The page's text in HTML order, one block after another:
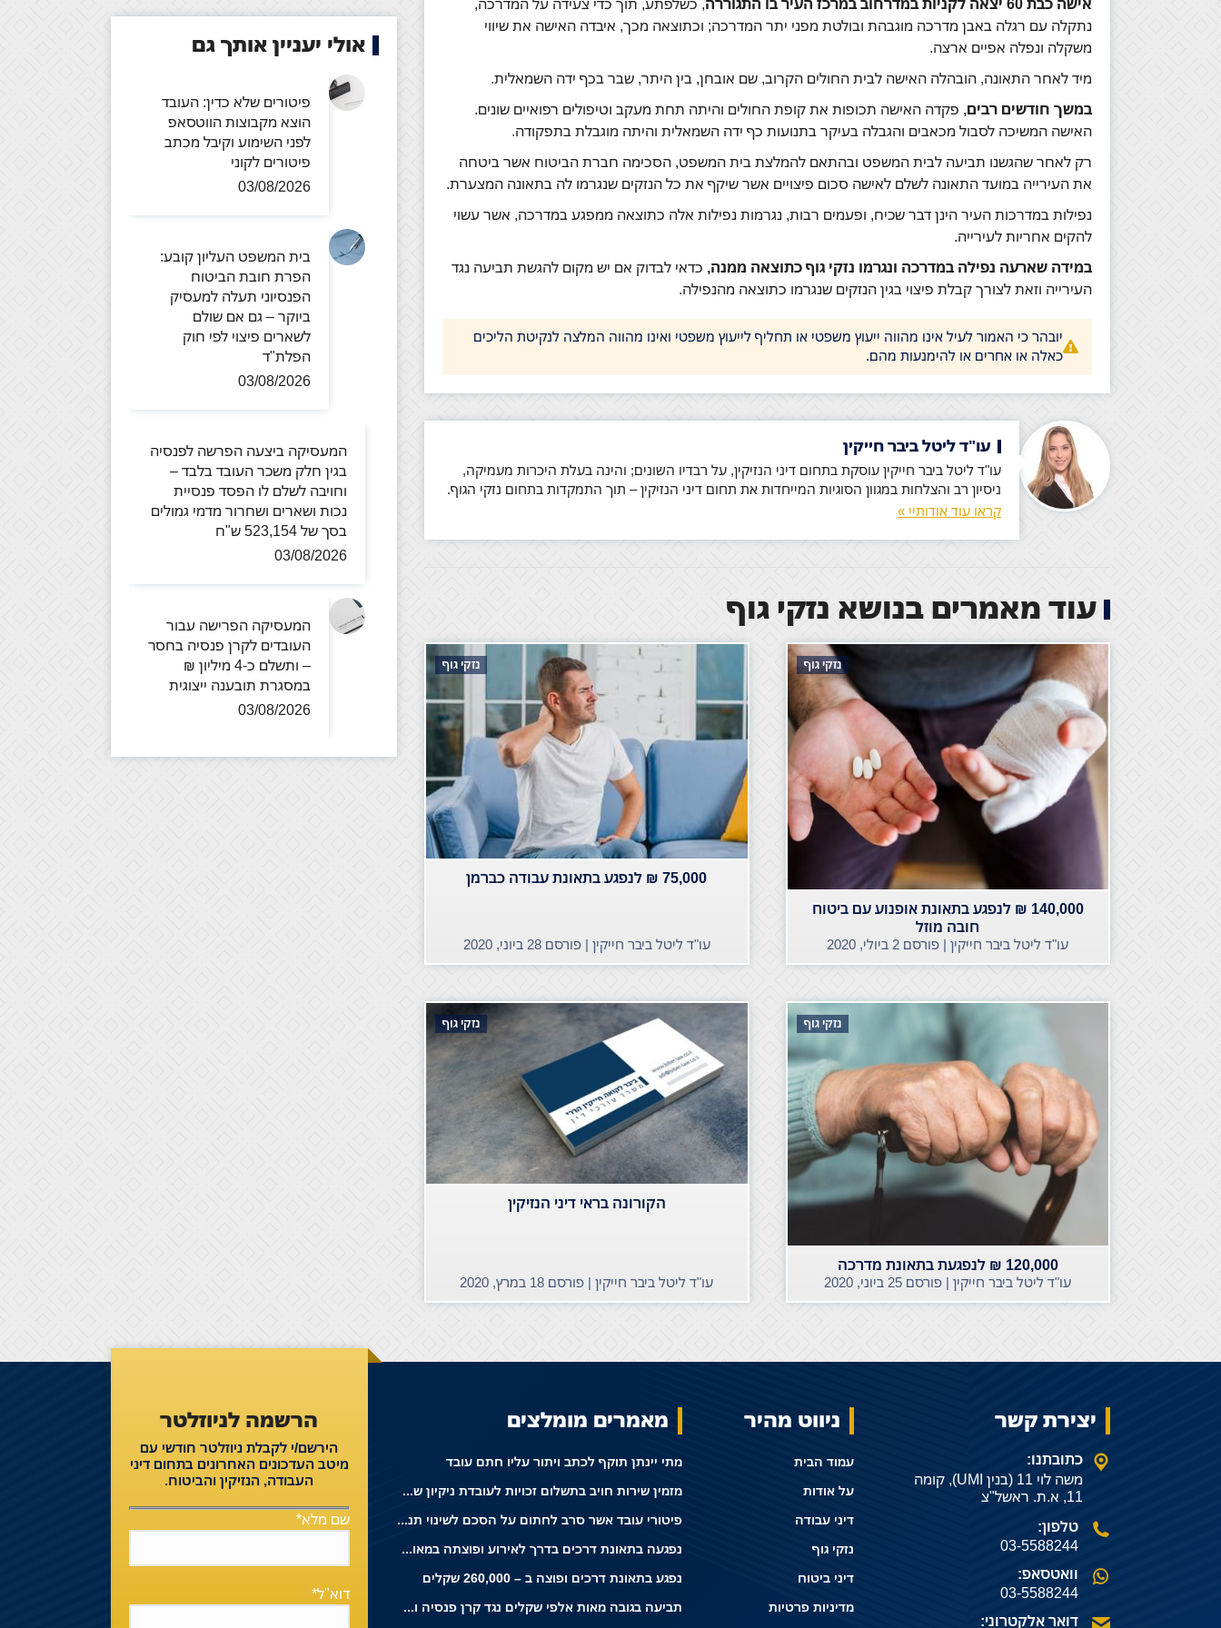
אישה כבת 60 יצאה לקניות במדרחוב במרכז העיר בו התגוררה
, כשלפתע, תוך כדי צעידה על המדרכה,
נתקלה עם רגלה באבן מדרכה מוגבהת ובולטת מפני יתר המדרכה; וכתוצאה מכך, איבדה האישה את שיווי
משקלה ונפלה אפיים ארצה.
מיד לאחר התאונה, הובהלה האישה לבית החולים הקרוב, שם אובחן, בין היתר, שבר בכף ידה השמאלית.
במשך חודשים רבים, פקדה האישה תכופות את קופת החולים והיתה תחת מעקב וטיפולים רפואיים שונים.
האישה המשיכה לסבול מכאבים והגבלה בעיקר בתנועות כף ידה השמאלית והיתה מוגבלת בתפקודה.
רק לאחר שהגשנו תביעה לבית המשפט ובהתאם להמלצת בית המשפט, הסכימה חברת הביטוח אשר ביטחה
את העירייה במועד התאונה לשלם לאישה סכום פיצויים אשר שיקף את כל הנזקים שנגרמו לה בתאונה המצערת.
נפילות במדרכות העיר הינן דבר שכיח, ופעמים רבות, נגרמות נפילות אלה כתוצאה ממפגע במדרכה, אשר עשוי
להקים אחריות לעירייה.
במידה שארעה נפילה במדרכה ונגרמו נזקי גוף כתוצאה ממנה, כדאי לבדוק אם יש מקום להגשת תביעה נגד
העירייה וזאת לצורך קבלת פיצוי בגין הנזקים שנגרמו כתוצאה מהנפילה.
יובהר כי האמור לעיל אינו מהווה ייעוץ משפטי או תחליף לייעוץ משפטי ואינו מהווה המלצה לנקיטת הליכים
כאלה או אחרים או להימנעות מהם.
עו"ד ליטל ביבר חייקין
עו"ד ליטל ביבר חייקין עוסקת בתחום דיני הנזיקין, על רבדיו השונים; והינה בעלת היכרות מעמיקה,
ניסיון רב והצלחות במגוון הסוגיות המייחדות את תחום דיני הנזיקין – תוך התמקדות בתחום נזקי הגוף.
קראו עוד אודותיי »
עוד מאמרים בנושא נזקי גוף
נזקי גוף
140,000 ₪ לנפגע בתאונת אופנוע עם ביטוח
חובה מוזל
עו"ד ליטל ביבר חייקין | פורסם 2 ביולי, 2020
נזקי גוף
75,000 ₪ לנפגע בתאונת עבודה כברמן
עו"ד ליטל ביבר חייקין | פורסם28 ביוני, 2020
נזקי גוף
120,000 ₪ לנפגעת בתאונת מדרכה
עו"ד ליטל ביבר חייקין | פורסם 25 ביוני, 2020
נזקי גוף
הקורונה בראי דיני הנזיקין
עו"ד ליטל ביבר חייקין | פורסם 18 במרץ, 2020
אולי יעניין אותך גם
פיטורים שלא כדין: העובד
הוצא מקבוצות הווטסאפ
לפני השימוע וקיבל מכתב
פיטורים לקוני
03/08/2026
בית המשפט העליון קובע:
הפרת חובת הביטוח
הפנסיוני תעלה למעסיק
ביוקר – גם אם שולם
לשארים פיצוי לפי חוק
הפלת"ד
03/08/2026
המעסיקה ביצעה הפרשה לפנסיה
בגין חלק משכר העובד בלבד –
וחויבה לשלם לו הפסד פנסיית
נכות ושארים ושחרור מדמי גמולים
בסך של 523,154 ש"ח
03/08/2026
המעסיקה הפרישה עבור
העובדים לקרן פנסיה בחסר
– ותשלם כ-4 מיליון ₪
במסגרת תובענה ייצוגית
03/08/2026
יצירת קשר
כתובתנו:
משה לוי 11 (בנין UMI), קומה
11, א.ת. ראשל"צ
טלפון:
03-5588244
וואטסאפ:
03-5588244
דואר אלקטרוני:
ניווט מהיר
עמוד הבית
על אודות
דיני עבודה
נזקי גוף
דיני ביטוח
מדיניות פרטיות
מאמרים מומלצים
מתי יינתן תוקף לכתב ויתור עליו חתם עובד
מזמין שירות חויב בתשלום זכויות לעובדת ניקיון שהוצבה אצלו
פיטורי עובד אשר סרב לחתום על הסכם לשינוי תנאי העסקתו
נפגעה בתאונת דרכים בדרך לאירוע ופוצתה במאות אלפי שקלים
נפגע בתאונת דרכים ופוצה ב – 260,000 שקלים
תביעה בגובה מאות אלפי שקלים נגד קרן פנסיה ותיקה
הרשמה לניוזלטר
הירשם/י לקבלת ניוזלטר חודשי עם
מיטב העדכונים האחרונים בתחום דיני
העבודה, הנזיקין והביטוח.
שם מלא*
דוא"ל*